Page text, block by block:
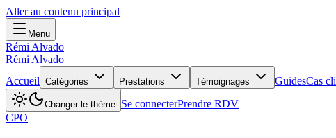
Aller au contenu principal
Menu
Rémi Alvado
Rémi Alvado
Accueil Catégories Prestations Témoignages GuidesCas
Changer le thème Se connecterPrendre RDV
CPO